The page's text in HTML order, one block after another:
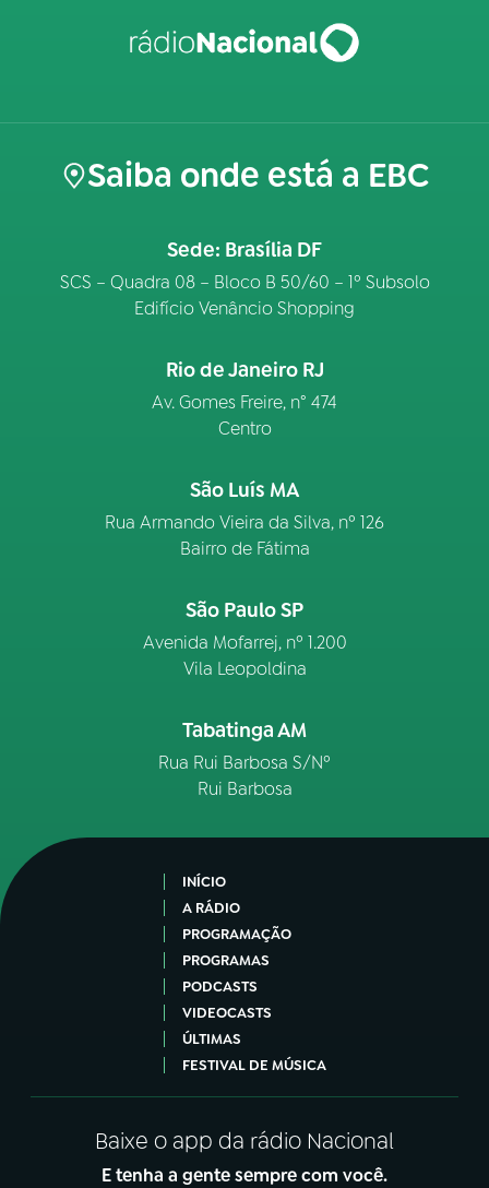
Saiba onde está a EBC
Sede: Brasília DF
SCS – Quadra 08 – Bloco B 50/60 – 1º Subsolo
Edifício Venâncio Shopping
Rio de Janeiro RJ
Av. Gomes Freire, n° 474
Centro
São Luís MA
Rua Armando Vieira da Silva, nº 126
Bairro de Fátima
São Paulo SP
Avenida Mofarrej, nº 1.200
Vila Leopoldina
Tabatinga AM
Rua Rui Barbosa S/Nº
Rui Barbosa
INÍCIO
A RÁDIO
PROGRAMAÇÃO
PROGRAMAS
PODCASTS
VIDEOCASTS
ÚLTIMAS
FESTIVAL DE MÚSICA
Baixe o app da rádio Nacional
E tenha a gente sempre com você.